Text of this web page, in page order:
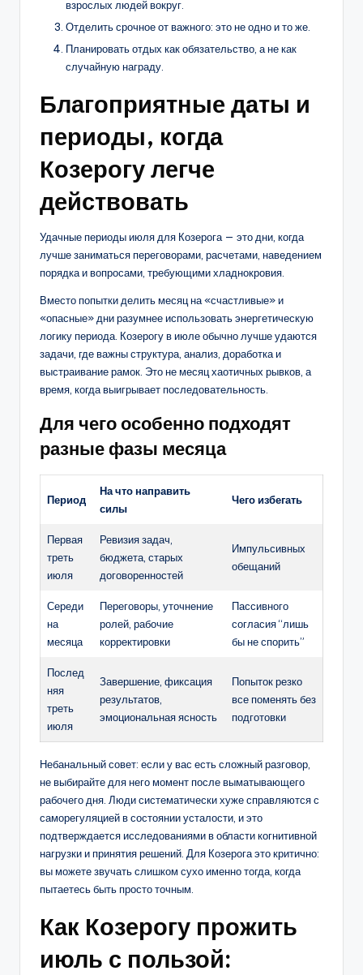
взрослых людей вокруг.
Отделить срочное от важного: это не одно и то же.
Планировать отдых как обязательство, а не как
случайную награду.
Благоприятные даты и
периоды, когда
Козерогу легче
действовать
Удачные периоды июля для Козерога — это дни, когда
лучше заниматься переговорами, расчетами, наведением
порядка и вопросами, требующими хладнокровия.
Вместо попытки делить месяц на «счастливые» и
«опасные» дни разумнее использовать энергетическую
логику периода. Козерогу в июле обычно лучше удаются
задачи, где важны структура, анализ, доработка и
выстраивание рамок. Это не месяц хаотичных рывков, а
время, когда выигрывает последовательность.
Для чего особенно подходят
разные фазы месяца
Период
На что направить
силы
Чего избегать
Первая
треть
июля
Ревизия задач,
бюджета, старых
договоренностей
Импульсивных
обещаний
Середи
на
месяца
Переговоры, уточнение
ролей, рабочие
корректировки
Пассивного
согласия “лишь
бы не спорить”
Послед
няя
треть
июля
Завершение, фиксация
результатов,
эмоциональная ясность
Попыток резко
все поменять без
подготовки
Небанальный совет: если у вас есть сложный разговор,
не выбирайте для него момент после выматывающего
рабочего дня. Люди систематически хуже справляются с
саморегуляцией в состоянии усталости, и это
подтверждается исследованиями в области когнитивной
нагрузки и принятия решений. Для Козерога это критично:
вы можете звучать слишком сухо именно тогда, когда
пытаетесь быть просто точным.
Как Козерогу прожить
июль с пользой: